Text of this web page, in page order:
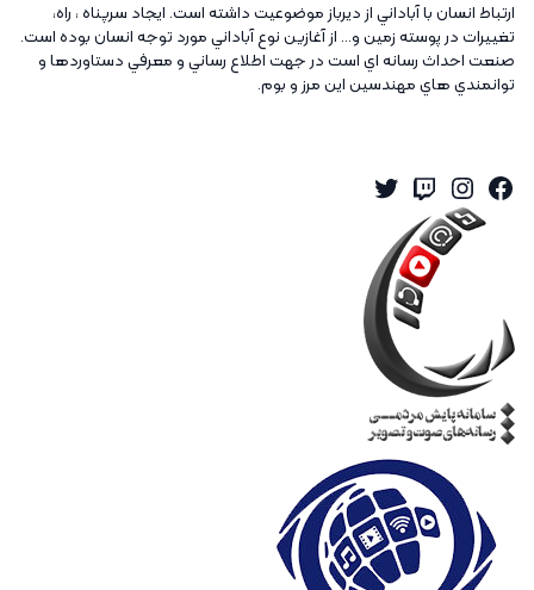
ارتباط انسان با آباداني از ديرباز موضوعيت داشته است. ايجاد سرپناه ، راه،
تغييرات در پوسته زمين و... از آغازين نوع آباداني مورد توجه انسان بوده است.
صنعت احداث رسانه اي است در جهت اطلاع رساني و معرفي دستاوردها و
توانمندي هاي مهندسين اين مرز و بوم.
Facebook
Instagram
Twitch
Twitter